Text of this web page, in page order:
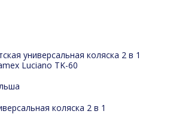
универсальная коляска 2 в 1
Luciano TK-60
коляска 2 в 1